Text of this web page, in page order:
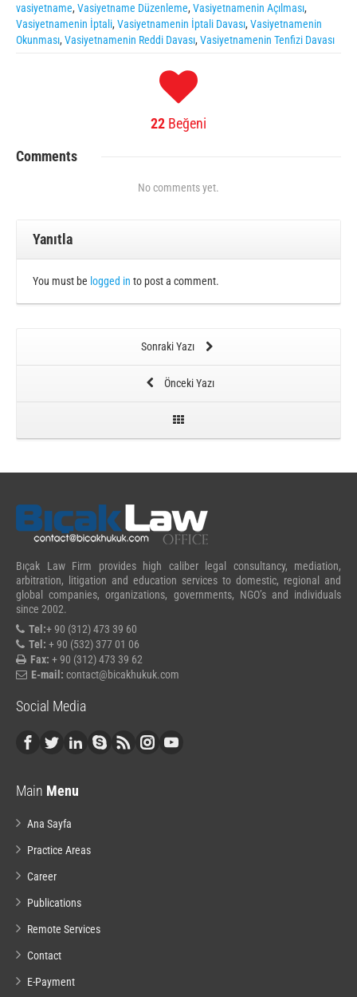
vasiyetname, Vasiyetname Düzenleme, Vasiyetnamenin Açılması,
Vasiyetnamenin İptali, Vasiyetnamenin İptali Davası, Vasiyetnamenin
Okunması, Vasiyetnamenin Reddi Davası, Vasiyetnamenin Tenfizi Davası
22 Beğeni
Comments
No comments yet.
Yanıtla
You must be logged in to post a comment.
Sonraki Yazı
Önceki Yazı
Bıçak Law Firm provides high caliber legal consultancy, mediation,
arbitration, litigation and education services to domestic, regional and
global companies, organizations, governments, NGO’s and individuals
since 2002.
Tel:+ 90 (312) 473 39 60
Tel: + 90 (532) 377 01 06
Fax: + 90 (312) 473 39 62
E-mail: contact@bicakhukuk.com
Social Media
Main Menu
Ana Sayfa
Practice Areas
Career
Publications
Remote Services
Contact
E-Payment